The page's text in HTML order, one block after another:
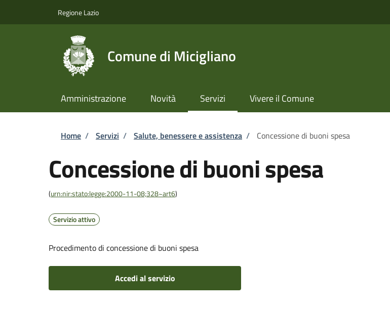
Regione Lazio
Comune di Micigliano
Amministrazione Novità Servizi Vivere il Comune
Briciole di pane
Home / Servizi / Salute, benessere e assistenza / Concessione di buoni spesa
Concessione di buoni spesa
(urn:nir:stato:legge:2000-11-08;328~art6)
Servizio attivo
Procedimento di concessione di buoni spesa
Accedi al servizio